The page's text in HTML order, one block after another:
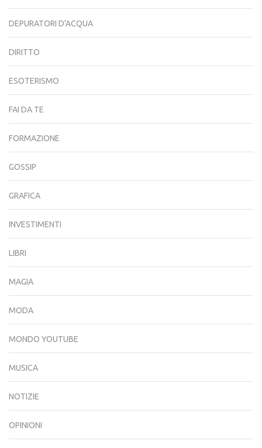
DEPURATORI D'ACQUA
DIRITTO
ESOTERISMO
FAI DA TE
FORMAZIONE
GOSSIP
GRAFICA
INVESTIMENTI
LIBRI
MAGIA
MODA
MONDO YOUTUBE
MUSICA
NOTIZIE
OPINIONI